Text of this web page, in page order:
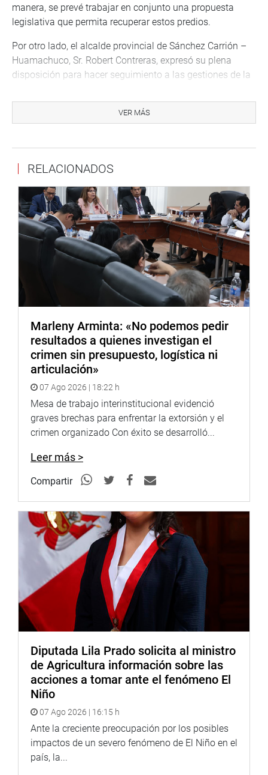
manera, se prevé trabajar en conjunto una propuesta
legislativa que permita recuperar estos predios.
Por otro lado, el alcalde provincial de Sánchez Carrión –
Huamachuco, Sr. Robert Contreras, expresó su plena
disposición para hacer seguimiento a las gestiones de la
solicitó apoyo para impulsar la ejecución del Proyecto de
Ampliación y Mejoramiento del Hospital Leoncio Prado de
representantes del Programa Nacional de Inversiones en
Salud – PRONIS, quienes aseguraron que en el mes de
noviembre iniciarían los trabajos de este importante
nosocomio.
VER MÁS
RELACIONADOS
Marleny Arminta: «No podemos pedir
resultados a quienes investigan el
crimen sin presupuesto, logística ni
articulación»
07 Ago 2026 | 18:22 h
Mesa de trabajo interinstitucional evidenció
graves brechas para enfrentar la extorsión y el
crimen organizado Con éxito se desarrolló...
Leer más >
Compartir
Diputada Lila Prado solicita al ministro
de Agricultura información sobre las
acciones a tomar ante el fenómeno El
Niño
07 Ago 2026 | 16:15 h
Ante la creciente preocupación por los posibles
impactos de un severo fenómeno de El Niño en el
país, la...